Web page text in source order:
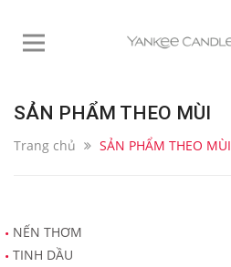
SẢN PHẨM THEO MÙI
Trang chủ SẢN PHẨM THEO MÙI
NẾN THƠM
TINH DẦU